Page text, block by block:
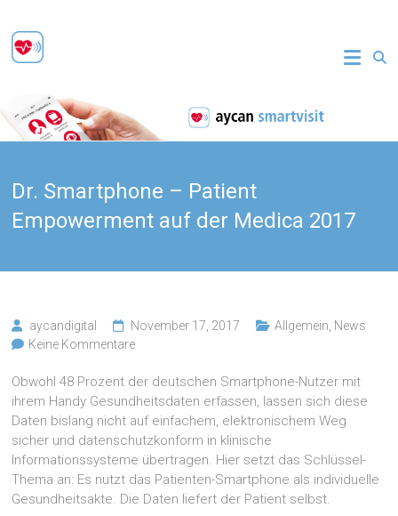
Inhalt
springen
aycan
smartvisit
Sichere
Patientenkommunikation
Dr. Smartphone – Patient
Empowerment auf der Medica 2017
aycandigital November 17, 2017 Allgemein, News
Keine Kommentare
Obwohl 48 Prozent der deutschen Smartphone-Nutzer mit
ihrem Handy Gesundheitsdaten erfassen, lassen sich diese
Daten bislang nicht auf einfachem, elektronischem Weg
sicher und datenschutzkonform in klinische
Informationssysteme übertragen. Hier setzt das Schlüssel-
Thema an: Es nutzt das Patienten-Smartphone als individuelle
Gesundheitsakte. Die Daten liefert der Patient selbst.